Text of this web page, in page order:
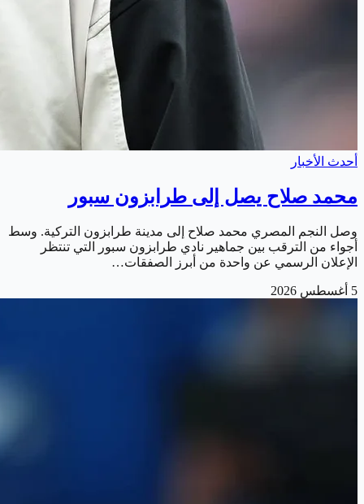
أحدث الأخبار
محمد صلاح يصل إلى طرابزون سبور
وصل النجم المصري محمد صلاح إلى مدينة طرابزون التركية. وسط
أجواء من الترقب بين جماهير نادي طرابزون سبور التي تنتظر
الإعلان الرسمي عن واحدة من أبرز الصفقات…
5 أغسطس 2026